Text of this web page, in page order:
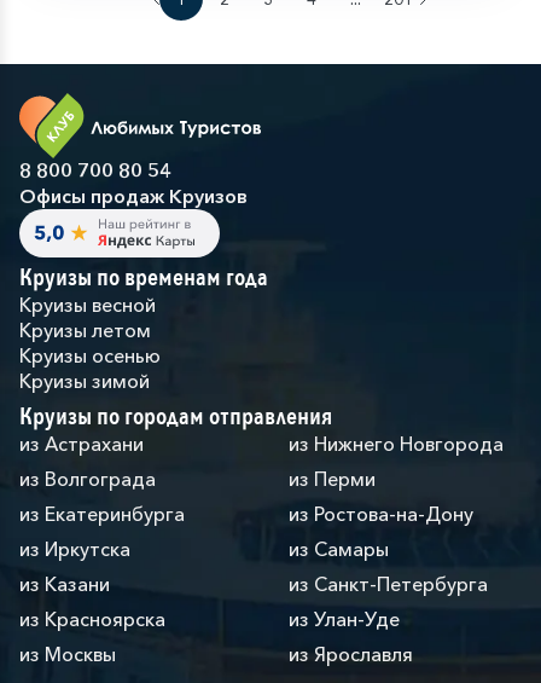
8 800 700 80 54
Офисы продаж Круизов
Круизы по временам года
Круизы весной
Круизы летом
Круизы осенью
Круизы зимой
Круизы по городам отправления
из Астрахани
из Волгограда
из Екатеринбурга
из Иркутска
из Казани
из Красноярска
из Москвы
из Нижнего Новгорода
из Перми
из Ростова-на-Дону
из Самары
из Санкт-Петербурга
из Улан-Уде
из Ярославля